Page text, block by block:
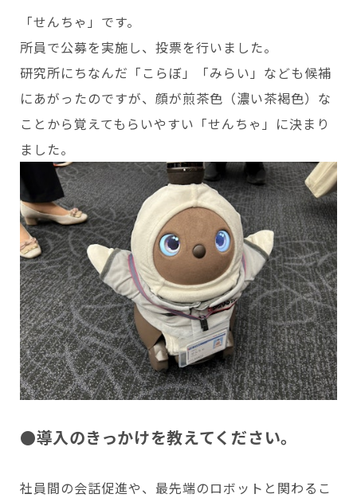
「せんちゃ」です。
所員で公募を実施し、投票を行いました。
研究所にちなんだ「こらぼ」「みらい」なども候補
にあがったのですが、顔が煎茶色（濃い茶褐色）な
ことから覚えてもらいやすい「せんちゃ」に決まり
ました。
●導入のきっかけを教えてください。
社員間の会話促進や、最先端のロボットと関わるこ